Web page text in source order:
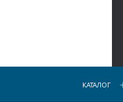
КАТАЛОГ